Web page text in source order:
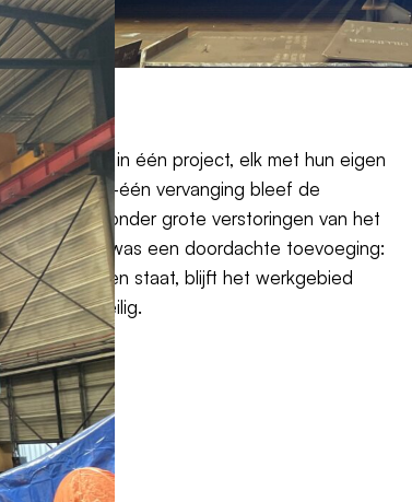
aanpak.
in één project, elk met hun eigen
één-op-één vervanging bleef de
installatie zonder grote verstoringen van het
was een doordachte toevoeging:
rij armaturen staat, blijft het werkgebied
de hal veilig.